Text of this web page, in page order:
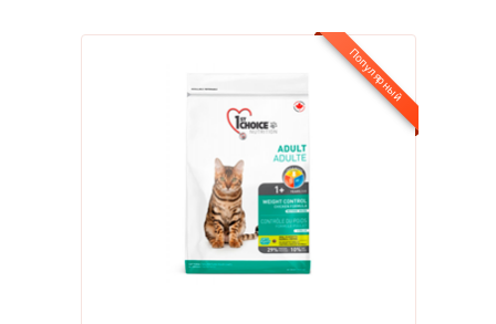
Популярный